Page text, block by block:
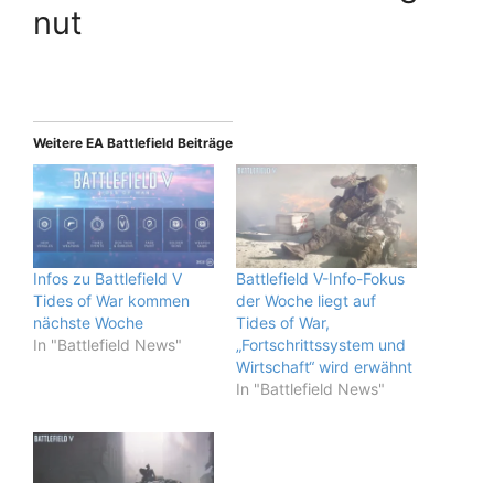
nut
Weitere EA Battlefield Beiträge
Infos zu Battlefield V
Tides of War kommen
nächste Woche
In "Battlefield News"
Battlefield V-Info-Fokus
der Woche liegt auf
Tides of War,
„Fortschrittssystem und
Wirtschaft“ wird erwähnt
In "Battlefield News"